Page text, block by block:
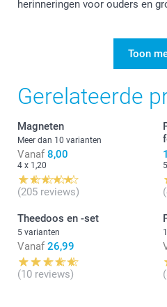
herinneringen voor ouders en
Toon
Gerelateerde
Magneten
Meer dan 10 varianten
Vanaf 8,00
4 x 1,20
(205 reviews)
Theedoos en -set
5 varianten
Vanaf 26,99
(10 reviews)